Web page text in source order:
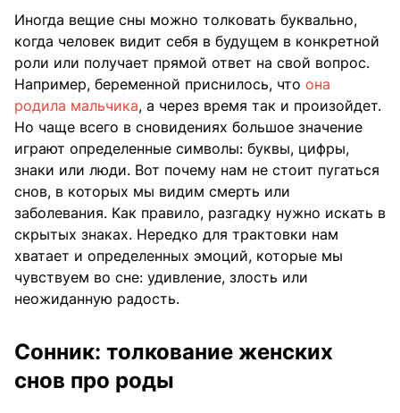
Иногда вещие сны можно толковать буквально,
когда человек видит себя в будущем в конкретной
роли или получает прямой ответ на свой вопрос.
Например, беременной приснилось, что она
родила мальчика, а через время так и произойдет.
Но чаще всего в сновидениях большое значение
играют определенные символы: буквы, цифры,
знаки или люди. Вот почему нам не стоит пугаться
снов, в которых мы видим смерть или
заболевания. Как правило, разгадку нужно искать в
скрытых знаках. Нередко для трактовки нам
хватает и определенных эмоций, которые мы
чувствуем во сне: удивление, злость или
неожиданную радость.
Сонник: толкование женских
снов про роды